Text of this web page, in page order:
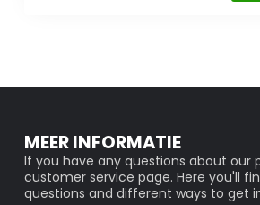
MEER INFORMATIE
If you have any questions about our
customer service page. Here you'll
questions and different ways to get